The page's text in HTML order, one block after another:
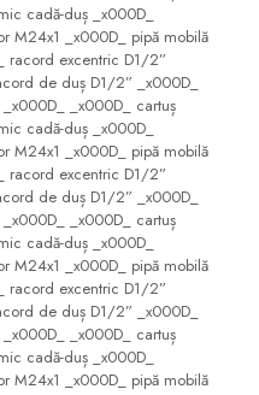
cadă-duș _x000D_
M24x1 _x000D_ pipă mobilă
racord excentric D1/2”
de duș D1/2” _x000D_
_x000D_ cartuș
cadă-duș _x000D_
M24x1 _x000D_ pipă mobilă
racord excentric D1/2”
de duș D1/2” _x000D_
_x000D_ cartuș
cadă-duș _x000D_
M24x1 _x000D_ pipă mobilă
racord excentric D1/2”
de duș D1/2” _x000D_
_x000D_ cartuș
cadă-duș _x000D_
M24x1 _x000D_ pipă mobilă